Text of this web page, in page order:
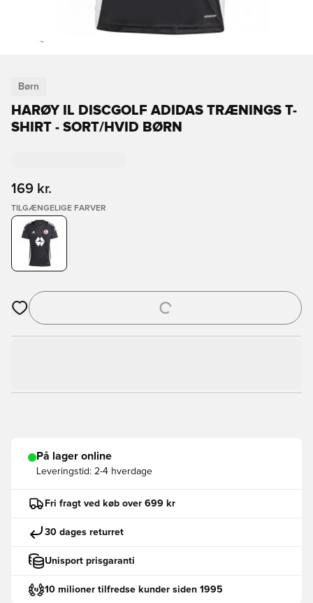
Børn
HARØY IL DISCGOLF ADIDAS TRÆNINGS T-
SHIRT - SORT/HVID BØRN
169 kr.
TILGÆNGELIGE FARVER
Åbner en Modal til at logge ind eller tilmelde dig som medlem
På lager online
Leveringstid: 2-4 hverdage
Fri fragt ved køb over 699 kr
30 dages returret
Unisport prisgaranti
10 milioner tilfredse kunder siden 1995